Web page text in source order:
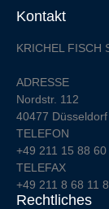
Kontakt
KRICHEL FISCH
ADRESSE
Nordstr. 112
40477 Düsseldorf
TELEFON
+49 211 15 88 60
TELEFAX
+49 211 8 68 11
Rechtliches